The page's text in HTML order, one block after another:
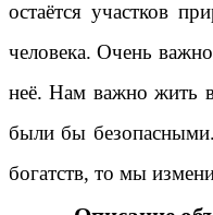
остаётся участков
человека. Очень
неё. Нам важно жить
были бы
богатств, то мы